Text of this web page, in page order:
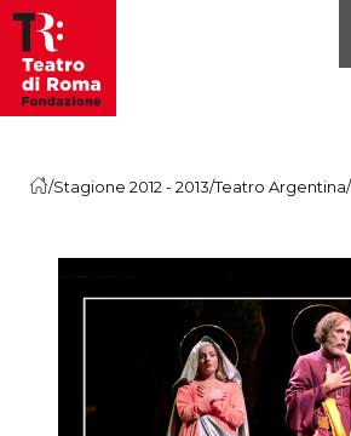
Vai al contenuto
/Stagione 2012 - 2013/Teatro Argentina/